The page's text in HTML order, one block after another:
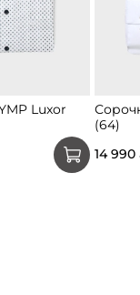
Luxor
(64)
14